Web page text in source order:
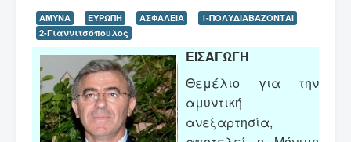
ΑΜΥΝΑ ΕΥΡΩΠΗ ΑΣΦΑΛΕΙΑ
1-ΠΟΛΥΔΙΑΒΑΖΟΝΤΑΙ
2-Γιαννιτσόπουλος
ΕΙΣΑΓΩΓΗ
Θεμέλιο για την
αμυντική
ανεξαρτησία,